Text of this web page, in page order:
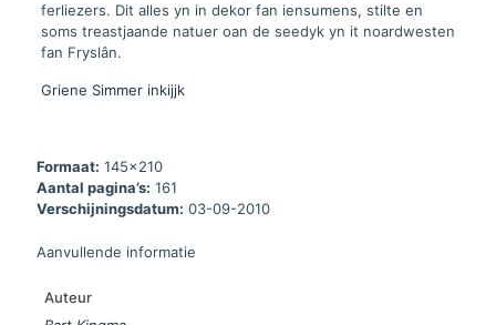
ferliezers. Dit alles yn in dekor fan iensumens, stilte en
soms treastjaande natuer oan de seedyk yn it noardwesten
fan Fryslân.
Griene Simmer inkijjk
Formaat: 145x210
Aantal pagina’s: 161
Verschijningsdatum: 03-09-2010
Aanvullende informatie
Auteur